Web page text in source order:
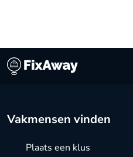
Vakmensen vinden
Plaats een klus